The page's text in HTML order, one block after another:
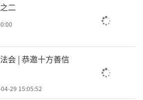
二
会 | 恭邀十方善信
29 15:05:52